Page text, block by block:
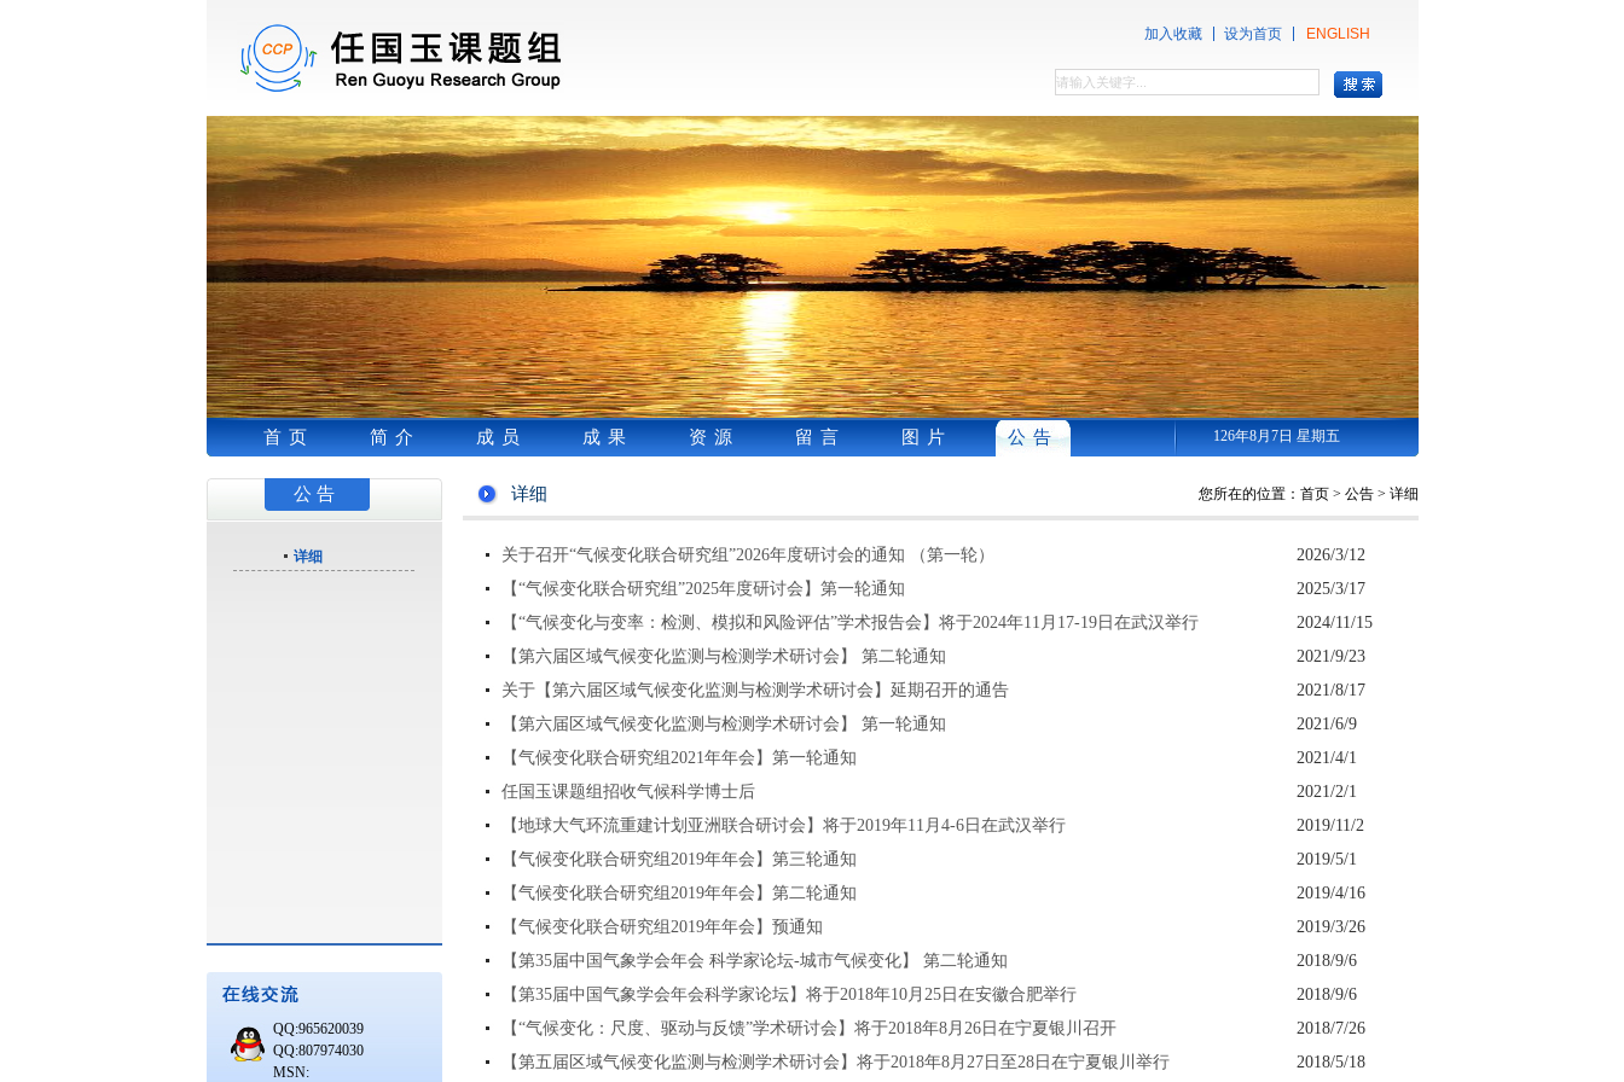
加入收藏 设为首页 ENGLISH
首页 简介 成员 成果 资源 留言 图片 公告 126年8月7日 星期五
公告
详细
QQ:965620039
QQ:807974030
MSN:
详细 您所在的位置： 首页> 公告> 详细
关于召开“气候变化联合研究组”2026年度研讨会的通知 （第一轮）
2026/3/12
【“气候变化联合研究组”2025年度研讨会】第一轮通知
2025/3/17
【“气候变化与变率：检测、模拟和风险评估”学术报告会】将于2024年11月17-19日在武汉举行
2024/11/15
【第六届区域气候变化监测与检测学术研讨会】 第二轮通知
2021/9/23
关于【第六届区域气候变化监测与检测学术研讨会】延期召开的通告
2021/8/17
【第六届区域气候变化监测与检测学术研讨会】 第一轮通知
2021/6/9
【气候变化联合研究组2021年年会】第一轮通知
2021/4/1
任国玉课题组招收气候科学博士后
2021/2/1
【地球大气环流重建计划亚洲联合研讨会】将于2019年11月4-6日在武汉举行
2019/11/2
【气候变化联合研究组2019年年会】第三轮通知
2019/5/1
【气候变化联合研究组2019年年会】第二轮通知
2019/4/16
【气候变化联合研究组2019年年会】预通知
2019/3/26
【第35届中国气象学会年会 科学家论坛-城市气候变化】 第二轮通知
2018/9/6
【第35届中国气象学会年会科学家论坛】将于2018年10月25日在安徽合肥举行
2018/9/6
【“气候变化：尺度、驱动与反馈”学术研讨会】将于2018年8月26日在宁夏银川召开
2018/7/26
【第五届区域气候变化监测与检测学术研讨会】将于2018年8月27日至28日在宁夏银川举行
2018/5/18